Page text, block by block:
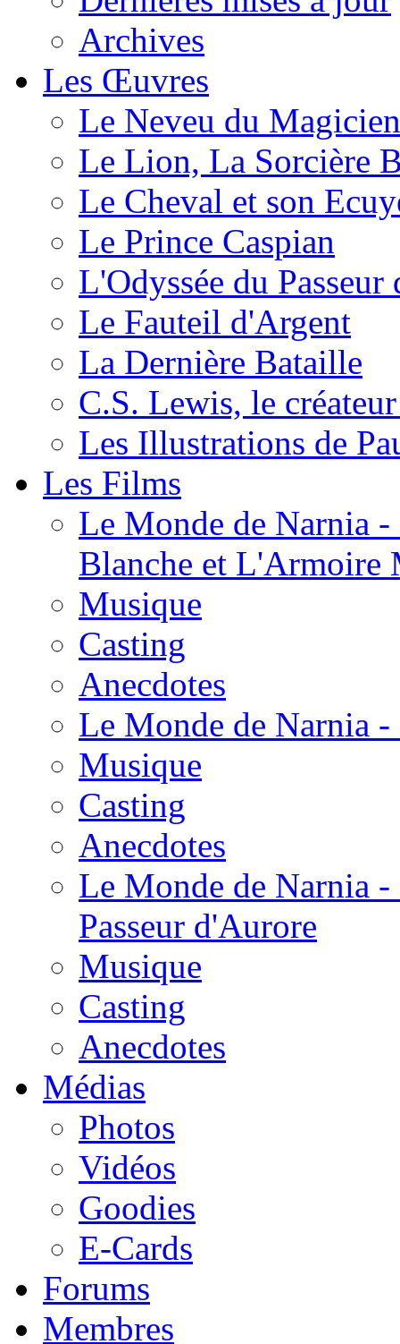
Archives
Les Œuvres
Le Neveu du Magicien
Le Lion, La Sorcière
Le Cheval et son
Le Prince Caspian
L'Odyssée du
Le Fauteil d'Argent
La Dernière Bataille
C.S. Lewis, le
Les Illustrations de
Les Films
Le Monde de Narnia
Blanche et L'Armoire
Musique
Casting
Anecdotes
Le Monde de Narnia
Musique
Casting
Anecdotes
Le Monde de Narnia
Passeur d'Aurore
Musique
Casting
Anecdotes
Médias
Photos
Vidéos
Goodies
E-Cards
Forums
Membres